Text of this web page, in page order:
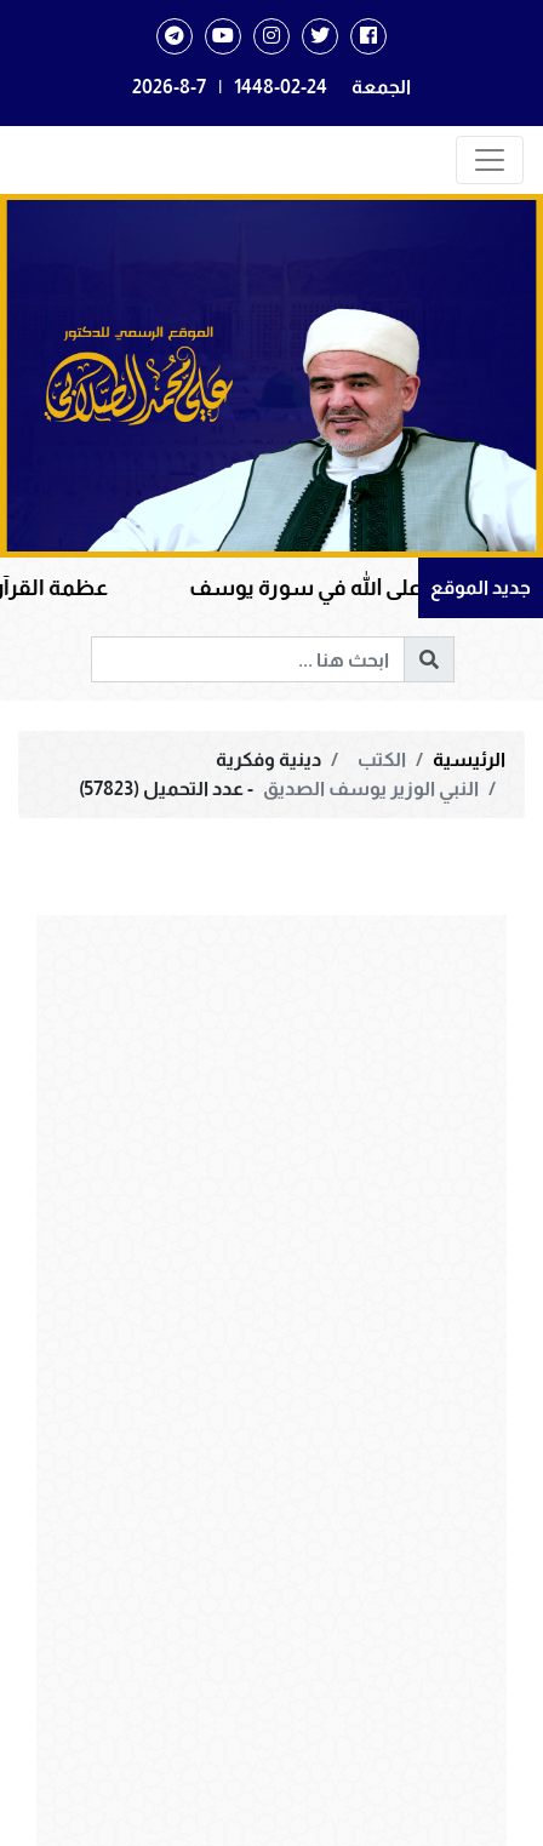
الجمعة 1448-02-24
|
2026-8-7
جديد الموقع
على الله في سورة يوسف عظمة القرآن الكريم
الرئيسية الكتب
دينية وفكرية
النبي الوزير يوسف الصديق - عدد التحميل (57823)